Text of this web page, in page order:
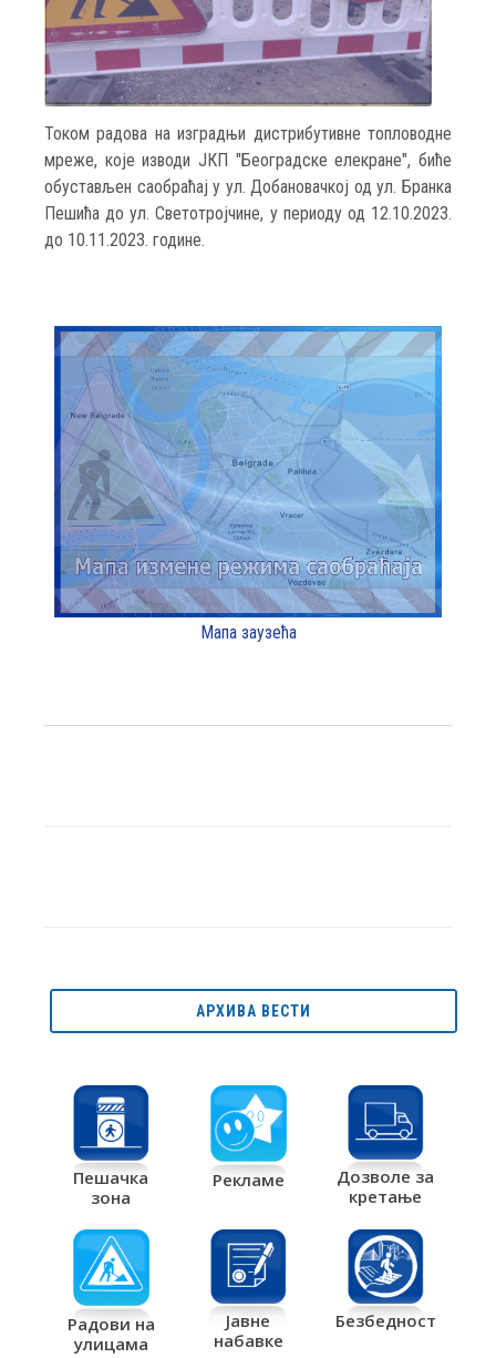
Током радова на изградњи дистрибутивне топловодне
мреже, које изводи ЈКП "Београдске елекране", биће
обустављен саобраћај у ул. Добановачкој од ул. Бранка
Пешића до ул. Светотројчине, у периоду од 12.10.2023.
до 10.11.2023. године.
Мапа заузећа
АРХИВА ВЕСТИ
Пешачка
зона
Рекламе
Дозволе за
кретање
Радови на
улицама
Јавне
набавке
Безбедност